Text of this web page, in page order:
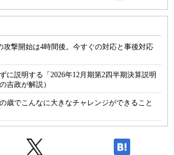
攻撃開始は4時間後。今すぐの対応と事後対応
に説明する「2026年12月期第2四半期決算説明
吉政が解説）
歳でこんなに大きなチャレンジができること